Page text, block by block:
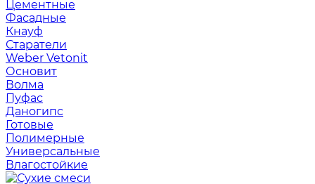
Цементные
Фасадные
Кнауф
Старатели
Weber Vetonit
Основит
Волма
Пуфас
Даногипс
Готовые
Полимерные
Универсальные
Влагостойкие